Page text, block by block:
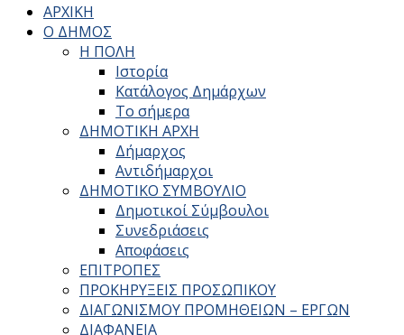
ΑΡΧΙΚΗ
Ο ΔΗΜΟΣ
Η ΠΟΛΗ
Ιστορία
Κατάλογος Δημάρχων
Το σήμερα
ΔΗΜΟΤΙΚΗ ΑΡΧΗ
Δήμαρχος
Αντιδήμαρχοι
ΔΗΜΟΤΙΚΟ ΣΥΜΒΟΥΛΙΟ
Δημοτικοί Σύμβουλοι
Συνεδριάσεις
Αποφάσεις
ΕΠΙΤΡΟΠΕΣ
ΠΡΟΚΗΡΥΞΕΙΣ ΠΡΟΣΩΠΙΚΟΥ
ΔΙΑΓΩΝΙΣΜΟΥ ΠΡΟΜΗΘΕΙΩΝ – ΕΡΓΩΝ
ΔΙΑΦΑΝΕΙΑ